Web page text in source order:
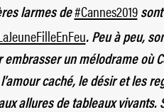
larmes de#Cannes2019sont
. Peu à peu,
embrasser un mélodrame où
caché, le désir et les
allures de tableaux vivants.